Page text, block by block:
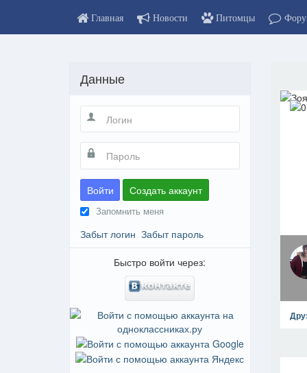
Главная Новости Питомцы
Данные
Войти Создать аккаунт
Запомнить меня
Забыт логин Забыт пароль
Быстро войти через: